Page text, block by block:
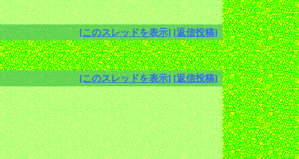
[このスレッドを表示] [返信投稿]
[このスレッドを表示] [返信投稿]